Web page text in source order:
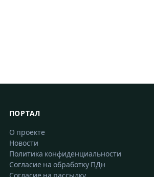
ПОРТАЛ
О проекте
Новости
Политика конфиденциальности
Согласие на обработку ПДн